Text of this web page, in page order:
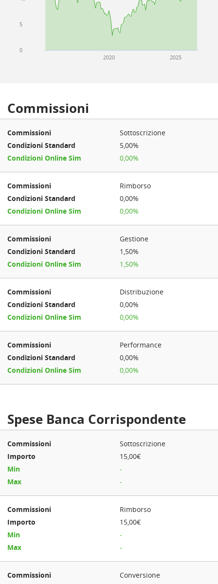
2020 2025
0
5
Commissioni
Sottoscrizione
5,00%
0,00%
Rimborso
0,00%
0,00%
Gestione
1,50%
1,50%
Distribuzione
0,00%
0,00%
Performance
0,00%
0,00%
Spese Banca Corrispondente
Sottoscrizione
15,00€
-
-
Rimborso
15,00€
-
-
Conversione